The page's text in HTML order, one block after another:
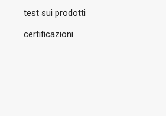
test sui prodotti
certificazioni